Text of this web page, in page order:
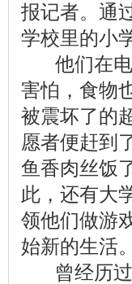
报记者。通
学校里的小
他们在电
害怕，食物
被震坏了的
愿者便赶到
鱼香肉丝饭
此，还有大
领他们做游
始新的生活。
曾经历过